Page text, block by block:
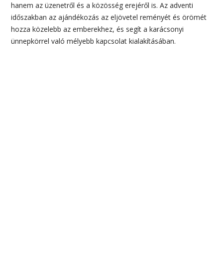
hanem az üzenetről és a közösség erejéről is. Az adventi
időszakban az ajándékozás az eljövetel reményét és örömét
hozza közelebb az emberekhez, és segít a karácsonyi
ünnepkörrel való mélyebb kapcsolat kialakításában.